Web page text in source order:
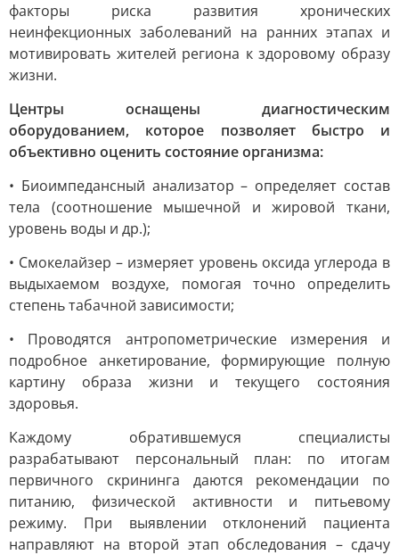
факторы риска развития хронических
неинфекционных заболеваний на ранних этапах и
мотивировать жителей региона к здоровому образу
жизни.
Центры оснащены диагностическим
оборудованием, которое позволяет быстро и
объективно оценить состояние организма:
• Биоимпедансный анализатор – определяет состав
тела (соотношение мышечной и жировой ткани,
уровень воды и др.);
• Смокелайзер – измеряет уровень оксида углерода в
выдыхаемом воздухе, помогая точно определить
степень табачной зависимости;
• Проводятся антропометрические измерения и
подробное анкетирование, формирующие полную
картину образа жизни и текущего состояния
здоровья.
Каждому обратившемуся специалисты
разрабатывают персональный план: по итогам
первичного скрининга даются рекомендации по
питанию, физической активности и питьевому
режиму. При выявлении отклонений пациента
направляют на второй этап обследования – сдачу